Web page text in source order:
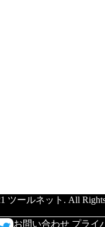
お問い合わせ プライ
ツールネット. All Rights